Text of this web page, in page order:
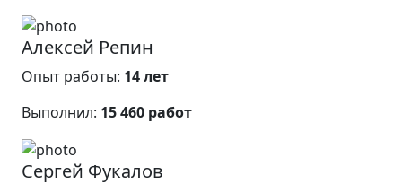
Алексей Репин
Опыт работы: 14 лет
Выполнил: 15 460 работ
Сергей Фукалов